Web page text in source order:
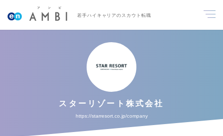
若手ハイキャリアのスカウト転職
スターリゾート株式会社
https://starresort.co.jp/company